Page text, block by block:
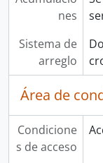
nes
Sistema de
arreglo
Área de
Condicione
s de acceso